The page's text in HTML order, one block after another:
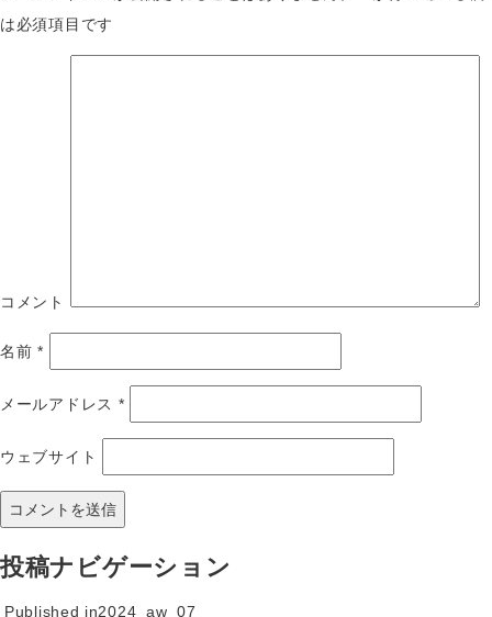
は必須項目です
コメント
名前*
メールアドレス *
ウェブサイト
投稿ナビゲーション
Published in2024_aw_07